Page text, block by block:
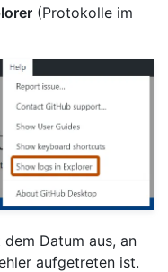
(Protokolle im
Datum aus, an
aufgetreten ist.